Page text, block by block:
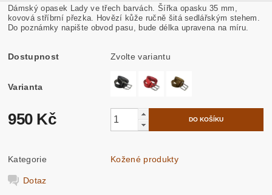
Dámský opasek Lady ve třech barvách. Šířka opasku 35 mm,
kovová stříbrní přezka. Hovězí kůže ručně šitá sedlářským stehem.
Do poznámky napište obvod pasu, bude délka upravena na míru.
Dostupnost Zvolte variantu
Varianta
950 Kč
Kategorie Kožené produkty
Dotaz